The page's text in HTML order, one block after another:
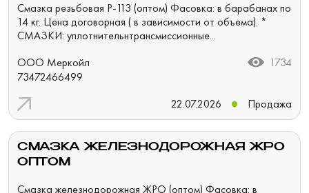
Смазка резьбовая Р-113 (оптом) Фасовка: в барабанах по
14 кг. Цена договорная ( в зависимости от объема). *
СМАЗКИ: уплотнительнтрансмиссионные...
ООО Меркойл
73472466499
1734
22.07.2026 Продажа
СМАЗКА ЖЕЛЕЗНОДОРОЖНАЯ ЖРО
ОПТОМ
Смазка железнодорожная ЖРО (оптом) Фасовка: в